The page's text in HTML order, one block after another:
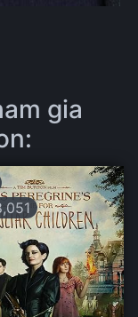
gia